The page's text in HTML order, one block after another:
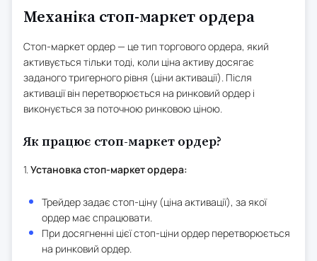
Механіка стоп-маркет ордера
Стоп-маркет ордер — це тип торгового ордера, який
активується тільки тоді, коли ціна активу досягає
заданого тригерного рівня (ціни активації). Після
активації він перетворюється на ринковий ордер і
виконується за поточною ринковою ціною.
Як працює стоп-маркет ордер?
1.Установка стоп-маркет ордера:
Трейдер задає стоп-ціну (ціна активації), за якої
ордер має спрацювати.
При досягненні цієї стоп-ціни ордер перетворюється
на ринковий ордер.